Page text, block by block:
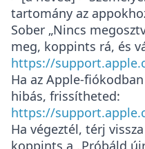
tartomány az
Sober „Nincs
meg, koppints rá, és
https://
Ha az Apple-
hibás, frissítheted:
https://
Ha végeztél, térj
koppints a „Próbáld